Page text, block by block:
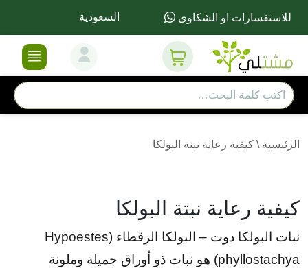
للاستفسارات او الشكاوى السعودية
الرئيسية \ كيفية رعاية نبتة البولكا
كيفية رعاية نبتة البولكا
نبات البولكا دوت – البولكا الرقطاء (Hypoestes
phyllostachya) هو نبات ذو أوراق جميلة وملونة